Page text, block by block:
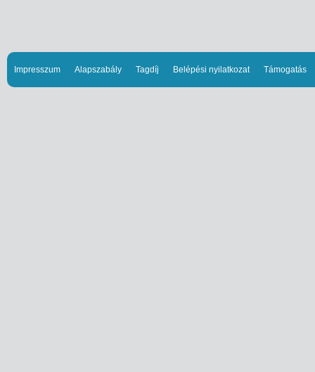
Impresszum Alapszabály Tagdíj Belépési nyilatkozat Támogatás